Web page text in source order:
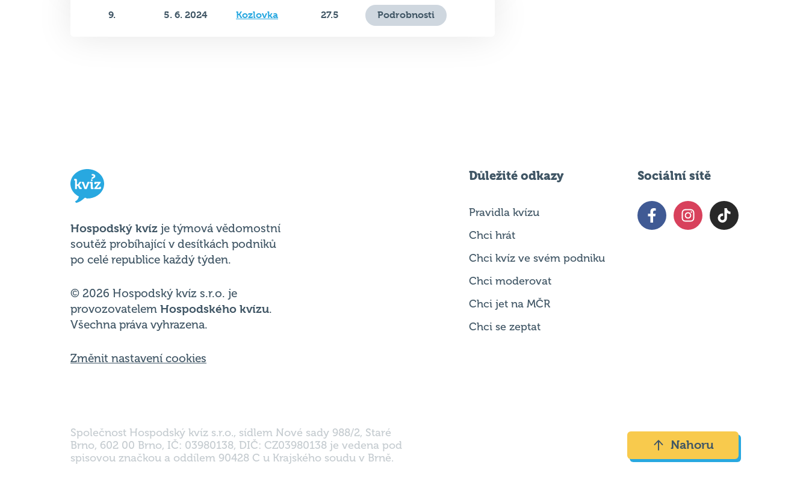
9. 5. 6. 2024 Kozlovka 27.5 Podrobnosti
Hospodský kvíz je týmová vědomostní
soutěž probíhající v desítkách podniků
po celé republice každý týden.
© 2026 Hospodský kvíz s.r.o. je
provozovatelem Hospodského kvízu.
Všechna práva vyhrazena.
Změnit nastavení cookies
Důležité odkazy
Pravidla kvízu
Chci hrát
Chci kvíz ve svém podniku
Chci moderovat
Chci jet na MČR
Chci se zeptat
Sociální sítě
Společnost Hospodský kvíz s.r.o., sídlem Nové sady 988/2, Staré
Brno, 602 00 Brno, IČ: 03980138, DIČ: CZ03980138 je vedena pod
spisovou značkou a oddílem 90428 C u Krajského soudu v Brně.
Nahoru